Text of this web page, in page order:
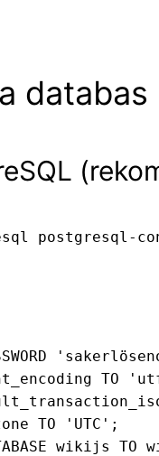
databas
postgresql-
TO
TO 'UTC';
wikijs